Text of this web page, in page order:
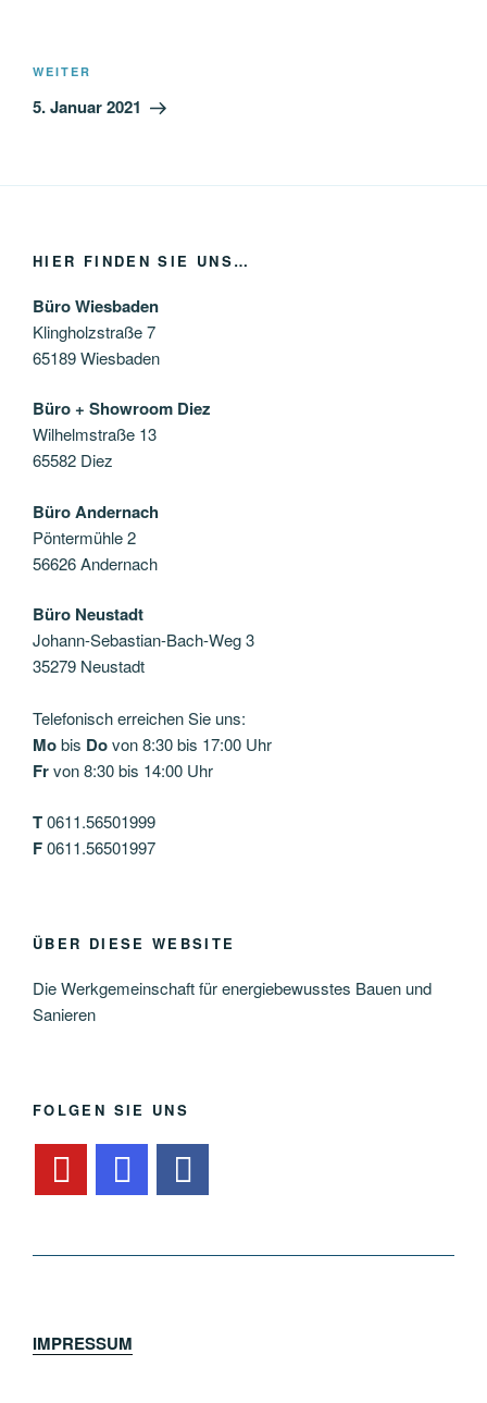
Nächster
Beitrag
WEITER
5. Januar 2021
HIER FINDEN SIE UNS…
Büro Wiesbaden
Klingholzstraße 7
65189 Wiesbaden
Büro + Showroom Diez
Wilhelmstraße 13
65582 Diez
Büro Andernach
Pöntermühle 2
56626 Andernach
Büro Neustadt
Johann-Sebastian-Bach-Weg 3
35279 Neustadt
Telefonisch erreichen Sie uns:
Mobis Dovon 8:30 bis 17:00 Uhr
Frvon 8:30 bis 14:00 Uhr
T0611.56501999
F0611.56501997
ÜBER DIESE WEBSITE
Die Werkgemeinschaft für energiebewusstes Bauen und
Sanieren
FOLGEN SIE UNS
IMPRESSUM